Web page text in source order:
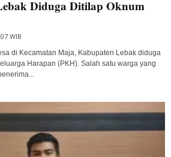
Diduga Ditilap Oknum
WIB
di Kecamatan Maja, Kabupaten Lebak diduga
Harapan (PKH). Salah satu warga yang